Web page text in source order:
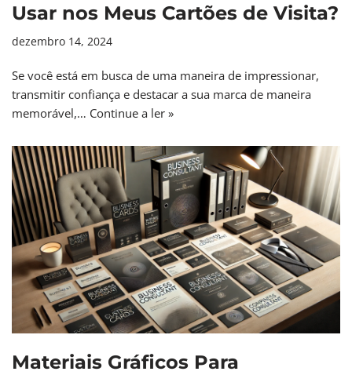
Usar nos Meus Cartões de Visita?
dezembro 14, 2024
Se você está em busca de uma maneira de impressionar,
transmitir confiança e destacar a sua marca de maneira
memorável,… Continue a ler »
Materiais Gráficos Para